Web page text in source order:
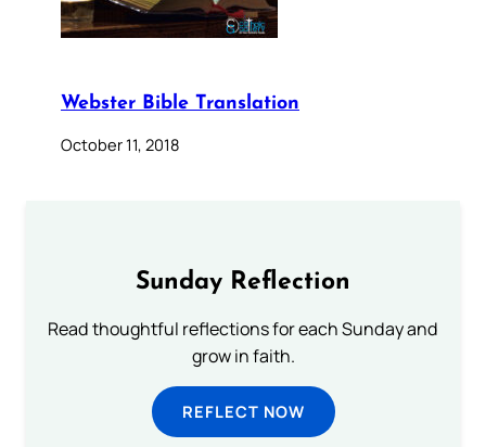
Webster Bible Translation
October 11, 2018
Sunday Reflection
Read thoughtful reflections for each Sunday and
grow in faith.
REFLECT NOW